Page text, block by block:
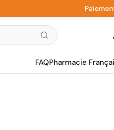
Paiement en
FAQPharmacie